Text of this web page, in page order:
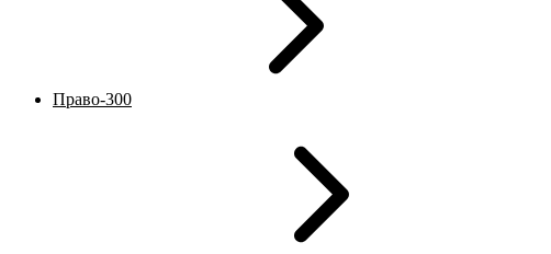
Право-300